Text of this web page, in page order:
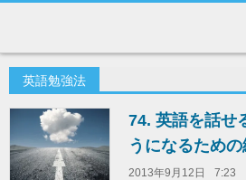
英語勉強法
74. 英語を話せ
うになるため
2013年9月12日
7:23